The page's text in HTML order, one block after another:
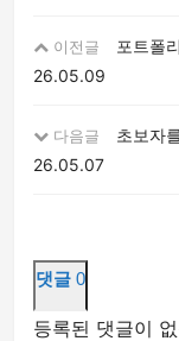
이전글
포트폴
26.05.09
다음글
초보자
26.05.07
댓글 0
등록된 댓글이